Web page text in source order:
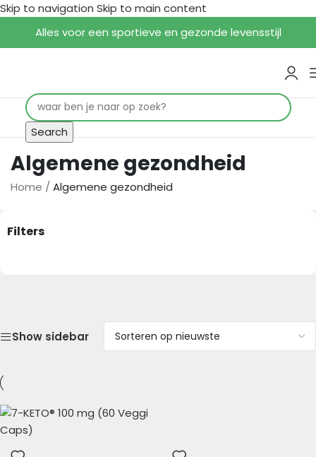
Skip to navigation Skip to main content
Alles voor een sportieve en gezonde levensstijl
Search
Algemene gezondheid
Home / Algemene gezondheid
Filters
Show sidebar